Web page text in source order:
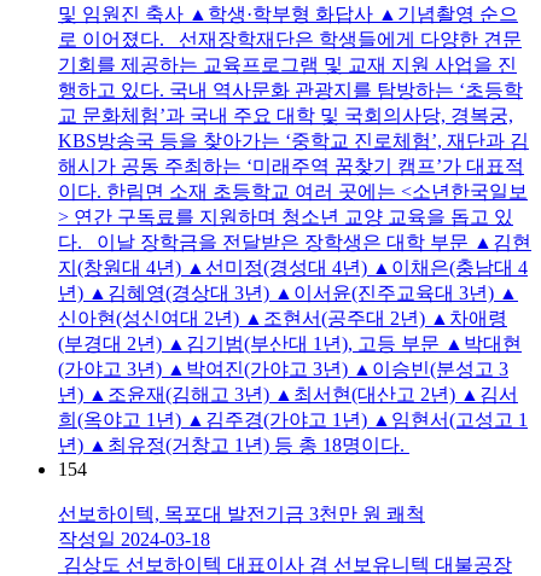
및 임원진 축사 ▲학생·학부형 화답사 ▲기념촬영 순으
로 이어졌다. 선재장학재단은 학생들에게 다양한 견문
기회를 제공하는 교육프로그램 및 교재 지원 사업을 진
행하고 있다. 국내 역사문화 관광지를 탐방하는 ‘초등학
교 문화체험’과 국내 주요 대학 및 국회의사당, 경복궁,
KBS방송국 등을 찾아가는 ‘중학교 진로체험’, 재단과 김
해시가 공동 주최하는 ‘미래주역 꿈찾기 캠프’가 대표적
이다. 한림면 소재 초등학교 여러 곳에는 <소년한국일보
> 연간 구독료를 지원하며 청소년 교양 교육을 돕고 있
다. 이날 장학금을 전달받은 장학생은 대학 부문 ▲김현
지(창원대 4년) ▲선미정(경성대 4년) ▲이채은(충남대 4
년) ▲김혜영(경상대 3년) ▲이서윤(진주교육대 3년) ▲
신아현(성신여대 2년) ▲조현서(공주대 2년) ▲차애령
(부경대 2년) ▲김기범(부산대 1년), 고등 부문 ▲박대현
(가야고 3년) ▲박여진(가야고 3년) ▲이승빈(분성고 3
년) ▲조윤재(김해고 3년) ▲최서현(대산고 2년) ▲김서
희(옥야고 1년) ▲김주경(가야고 1년) ▲임현서(고성고 1
년) ▲최유정(거창고 1년) 등 총 18명이다.
154
선보하이텍, 목포대 발전기금 3천만 원 쾌척
작성일 2024-03-18
김상도 선보하이텍 대표이사 겸 선보유니텍 대불공장